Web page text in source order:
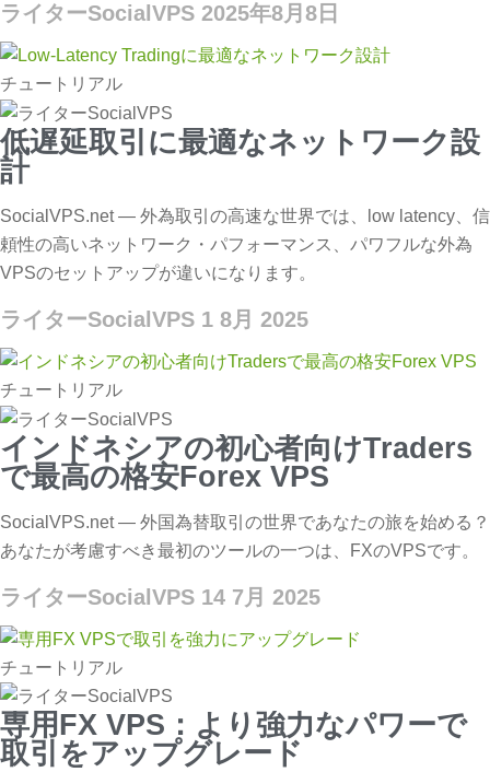
ライターSocialVPS 2025年8月8日
チュートリアル
低遅延取引に最適なネットワーク設
計
SocialVPS.net — 外為取引の高速な世界では、low latency、信
頼性の高いネットワーク・パフォーマンス、パワフルな外為
VPSのセットアップが違いになります。
ライターSocialVPS 1 8月 2025
チュートリアル
インドネシアの初心者向けTraders
で最高の格安Forex VPS
SocialVPS.net — 外国為替取引の世界であなたの旅を始める？
あなたが考慮すべき最初のツールの一つは、FXのVPSです。
ライターSocialVPS 14 7月 2025
チュートリアル
専用FX VPS：より強力なパワーで
取引をアップグレード